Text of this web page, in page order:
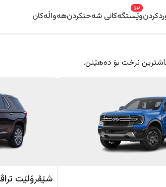
وێستگەکانی شەحنکردن
نوێ
هەواڵەکان
باشترین نرخت بۆ دەهێنن.
شێڤرۆلێت